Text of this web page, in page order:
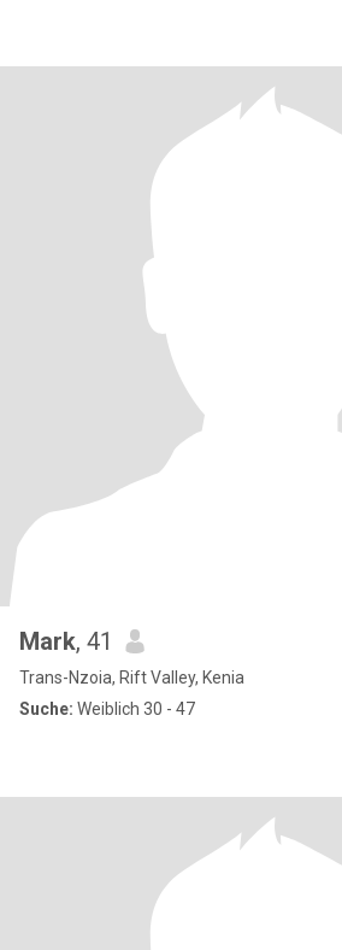
Mark, 41
Trans-Nzoia, Rift Valley, Kenia
Suche: Weiblich 30 - 47